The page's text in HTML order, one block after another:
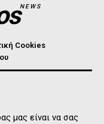
NEWS
Cookies
μας είναι να σας